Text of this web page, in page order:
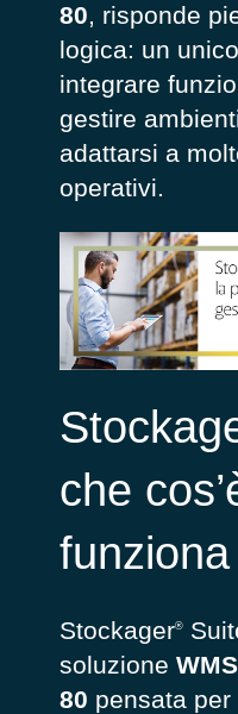
80, risponde
logica: un
integrare
gestire
adattarsi a
operativi.
che
funziona
Stockager®
soluzione
80 pensata